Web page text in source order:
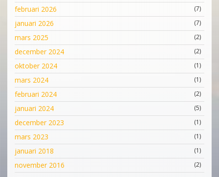
februari 2026 (7)
januari 2026 (7)
mars 2025 (2)
december 2024 (2)
oktober 2024 (1)
mars 2024 (1)
februari 2024 (2)
januari 2024 (5)
december 2023 (1)
mars 2023 (1)
januari 2018 (1)
november 2016 (2)